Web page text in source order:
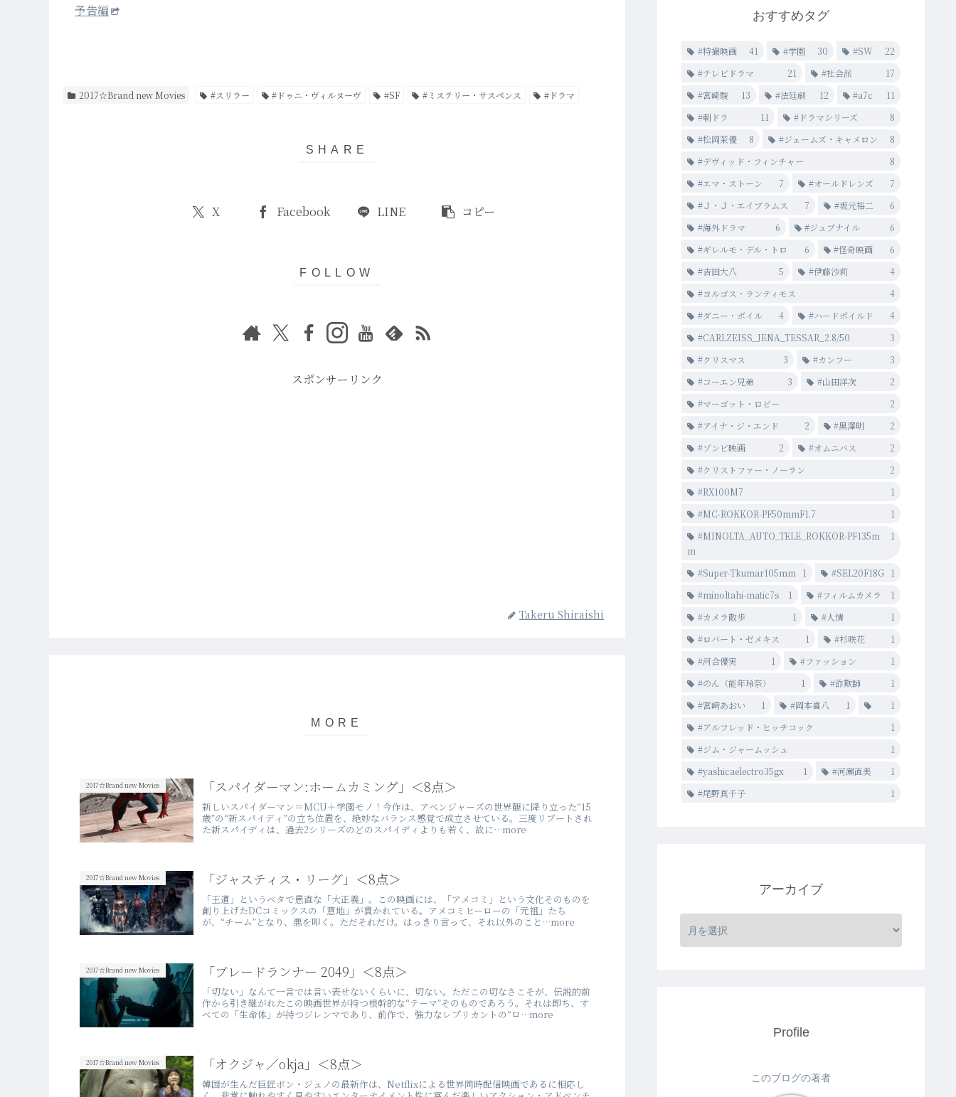
予告編
2017☆Brand new Movies #スリラー #ドゥニ・ヴィルヌーヴ #SF #ミステリー・サスペンス #ドラマ
X Facebook LINE コピー
スポンサーリンク
Takeru Shiraishi
2017☆Brand new Movies 「スパイダーマン:ホームカミング」＜8点＞
新しいスパイダーマン＝MCU＋学園モノ！今作は、アベンジャーズの世界観に降り立った“15
歳”の“新スパイディ”の立ち位置を、絶妙なバランス感覚で成立させている。三度リブートされ
た新スパイディは、過去2シリーズのどのスパイディよりも若く、故に…more
2017☆Brand new Movies 「ジャスティス・リーグ」＜8点＞
「王道」というベタで愚直な「大正義」。この映画には、「アメコミ」という文化そのものを
創り上げたDCコミックスの「意地」が貫かれている。アメコミヒーローの「元祖」たち
が、“チーム”となり、悪を叩く。ただそれだけ。はっきり言って、それ以外のこと…more
2017☆Brand new Movies 「ブレードランナー 2049」＜8点＞
「切ない」なんて一言では言い表せないくらいに、切ない。ただこの切なさこそが、伝説的前
作から引き継がれたこの映画世界が持つ根幹的な“テーマ”そのものであろう。それは即ち、す
べての「生命体」が持つジレンマであり、前作で、強力なレプリカントの“ロ…more
2017☆Brand new Movies 「オクジャ／okja」＜8点＞
韓国が生んだ巨匠ポン・ジュノの最新作は、Netflixによる世界同時配信映画であるに相応し
おすすめタグ
#特撮映画 41 #学園 30 #SW
22
#テレビドラマ
21 #社会派
17
#宮崎駿
13 #法廷劇 12 #a7c
11
#朝ドラ
11 #ドラマシリーズ
8
#松岡茉優
8 #ジェームズ・キャメロン
8
#デヴィッド・フィンチャー
8
#エマ・ストーン
7 #オールドレンズ
7
#Ｊ・Ｊ・エイブラムス
7 #坂元裕二
6
#海外ドラマ
6 #ジュブナイル
6
#ギレルモ・デル・トロ
6 #怪奇映画
6
#吉田大八
5 #伊藤沙莉
4
#ヨルゴス・ランティモス
4
#ダニー・ボイル
4 #ハードボイルド
4
#CARLZEISS_JENA_TESSAR_2.8/50
3
#クリスマス
3 #カンフー
3
#コーエン兄弟
3 #山田洋次
2
#マーゴット・ロビー
2
#アイナ・ジ・エンド
2 #黒澤明
2
#ゾンビ映画
2 #オムニバス
2
#クリストファー・ノーラン
2
#RX100M7
1
#MC-ROKKOR-PF50mmF1.7
1
#MINOLTA_AUTO_TELE_ROKKOR-PF135m
m
1
#Super-Tkumar105mm 1 #SEL20F18G
1
#minoltahi-matic7s
1 #フィルムカメラ
1
#カメラ散歩
1 #人情
1
#ロバート・ゼメキス
1 #杉咲花
1
#河合優実
1 #ファッション
1
#のん（能年玲奈）
1 #詐欺師
1
#宮﨑あおい
1 #岡本喜八 1
1
#アルフレッド・ヒッチコック
1
#ジム・ジャームッシュ
1
#yashicaelectro35gx
1 #河瀨直美
1
#尾野真千子
1
アーカイブ
Profile
このブログの著者